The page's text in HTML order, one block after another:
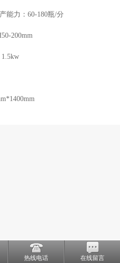
力：60-180瓶/分
200mm
热线电话 在线留言